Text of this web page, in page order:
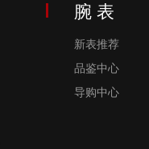
腕 表
新表推荐
品鉴中心
导购中心